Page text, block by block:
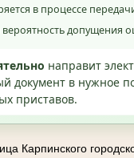
в процессе
допущения
направит
документ в нужное
приставов.
Карпинского